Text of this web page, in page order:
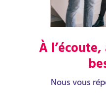
À
Nous vous